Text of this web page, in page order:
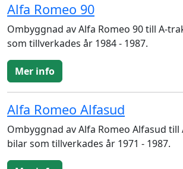
Alfa Romeo 90
Ombyggnad av Alfa Romeo 90 till A-
som tillverkades år 1984 - 1987.
Mer info
Alfa Romeo Alfasud
Ombyggnad av Alfa Romeo Alfasud till
bilar som tillverkades år 1971 - 1987.